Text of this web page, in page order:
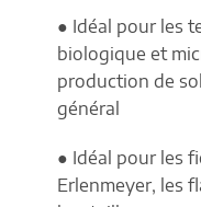
● Idéal pour les
biologique et
production de
général
● Idéal pour les
Erlenmeyer, les